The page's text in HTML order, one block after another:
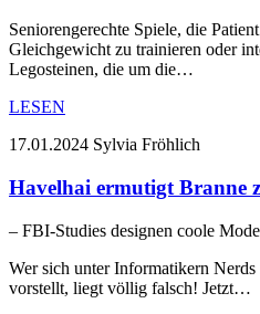
Seniorengerechte Spiele, die
Gleichgewicht zu trainieren oder
Legosteinen, die um die…
LESEN
17.01.2024 Sylvia Fröhlich
Havelhai ermutigt Branne
– FBI-Studies designen coole
Wer sich unter Informatikern
vorstellt, liegt völlig falsch! Jetzt…